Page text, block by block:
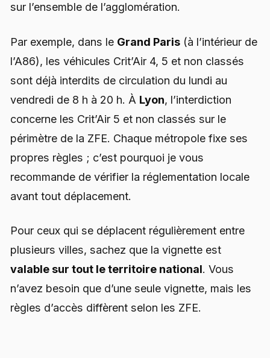
sur l’ensemble de l’agglomération.
Par exemple, dans le Grand Paris (à l’intérieur de
l’A86), les véhicules Crit’Air 4, 5 et non classés
sont déjà interdits de circulation du lundi au
vendredi de 8 h à 20 h. À Lyon, l’interdiction
concerne les Crit’Air 5 et non classés sur le
périmètre de la ZFE. Chaque métropole fixe ses
propres règles ; c’est pourquoi je vous
recommande de vérifier la réglementation locale
avant tout déplacement.
Pour ceux qui se déplacent régulièrement entre
plusieurs villes, sachez que la vignette est
valable sur tout le territoire national. Vous
n’avez besoin que d’une seule vignette, mais les
règles d’accès diffèrent selon les ZFE.